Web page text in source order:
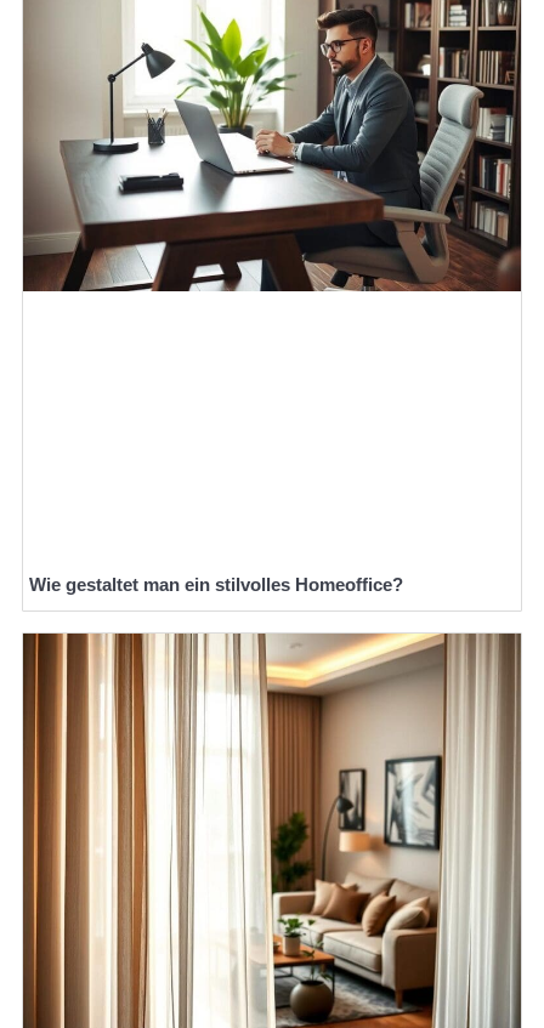
Wie gestaltet man ein stilvolles Homeoffice?